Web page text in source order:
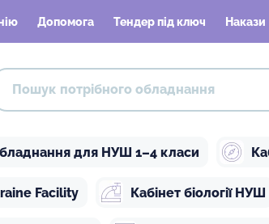
Допомога Тендер під ключ Накази
для НУШ 1–4 класи
Facility Кабінет біології НУШ